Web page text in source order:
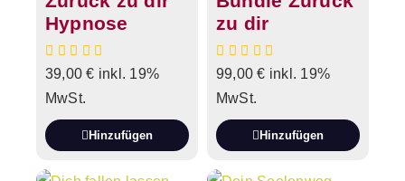
Hypnose
39,00€ inkl. 19%
MwSt.
Hinzufügen
zu dir
99,00€ inkl. 19%
MwSt.
Hinzufügen